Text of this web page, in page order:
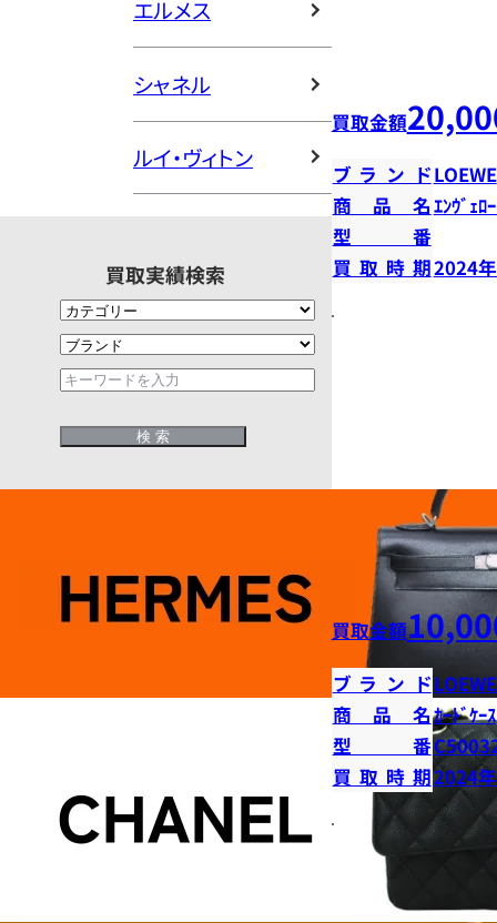
エルメス
シャネル
ルイ・ヴィトン
買取実績検索
買取金額
ブランドLOEWE
商品名ｴﾝｳﾞｪﾛ
型番
買取時期2024
買取金額
ブランドLOEWE
商品名ｶｰﾄﾞｹｰｽ
型番
買取時期2024